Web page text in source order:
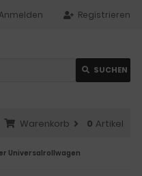
Registrieren
SUCHEN
Warenkorb 0 Artikel
Universalrollwagen